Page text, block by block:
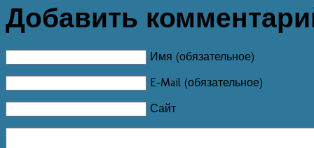
Добавить
Имя (обязательное)
E-Mail (обязательное)
Сайт